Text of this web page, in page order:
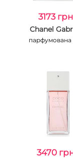
3173 грн
Chanel
парфумована
3470